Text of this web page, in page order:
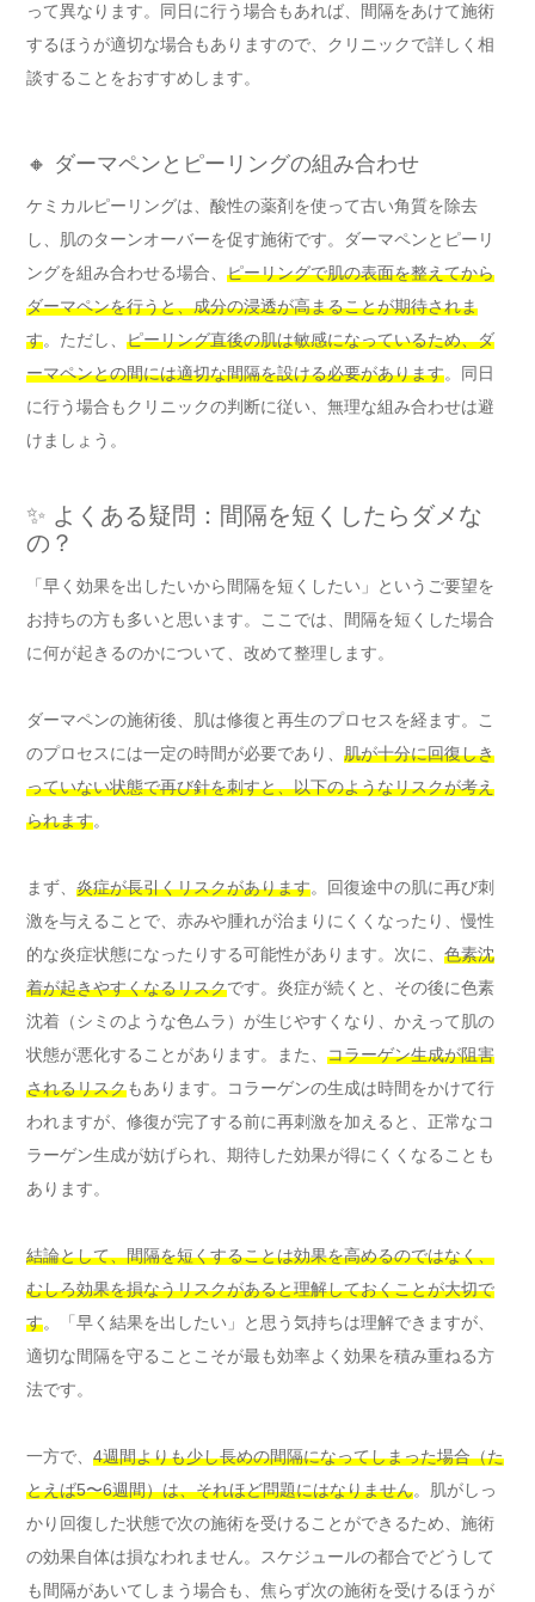
って異なります。同日に行う場合もあれば、間隔をあけて施術
するほうが適切な場合もありますので、クリニックで詳しく相
談することをおすすめします。
🔸 ダーマペンとピーリングの組み合わせ
ケミカルピーリングは、酸性の薬剤を使って古い角質を除去
し、肌のターンオーバーを促す施術です。ダーマペンとピーリ
ングを組み合わせる場合、 ピーリングで肌の表面を整えてから
ダーマペンを行うと、成分の浸透が高まることが期待されま
す。ただし、 ピーリング直後の肌は敏感になっているため、ダ
ーマペンとの間には適切な間隔を設ける必要があります。同日
に行う場合もクリニックの判断に従い、無理な組み合わせは避
けましょう。
✨ よくある疑問：間隔を短くしたらダメな
の？
「早く効果を出したいから間隔を短くしたい」というご要望を
お持ちの方も多いと思います。ここでは、間隔を短くした場合
に何が起きるのかについて、改めて整理します。
ダーマペンの施術後、肌は修復と再生のプロセスを経ます。こ
のプロセスには一定の時間が必要であり、 肌が十分に回復しき
っていない状態で再び針を刺すと、以下のようなリスクが考え
られます。
まず、 炎症が長引くリスクがあります。回復途中の肌に再び刺
激を与えることで、赤みや腫れが治まりにくくなったり、慢性
的な炎症状態になったりする可能性があります。次に、 色素沈
着が起きやすくなるリスクです。炎症が続くと、その後に色素
沈着（シミのような色ムラ）が生じやすくなり、かえって肌の
状態が悪化することがあります。また、 コラーゲン生成が阻害
されるリスクもあります。コラーゲンの生成は時間をかけて行
われますが、修復が完了する前に再刺激を加えると、正常なコ
ラーゲン生成が妨げられ、期待した効果が得にくくなることも
あります。
結論として、間隔を短くすることは効果を高めるのではなく、
むしろ効果を損なうリスクがあると理解しておくことが大切で
す。「早く結果を出したい」と思う気持ちは理解できますが、
適切な間隔を守ることこそが最も効率よく効果を積み重ねる方
法です。
一方で、 4週間よりも少し長めの間隔になってしまった場合（た
とえば5〜6週間）は、それほど問題にはなりません。肌がしっ
かり回復した状態で次の施術を受けることができるため、施術
の効果自体は損なわれません。スケジュールの都合でどうして
も間隔があいてしまう場合も、焦らず次の施術を受けるほうが